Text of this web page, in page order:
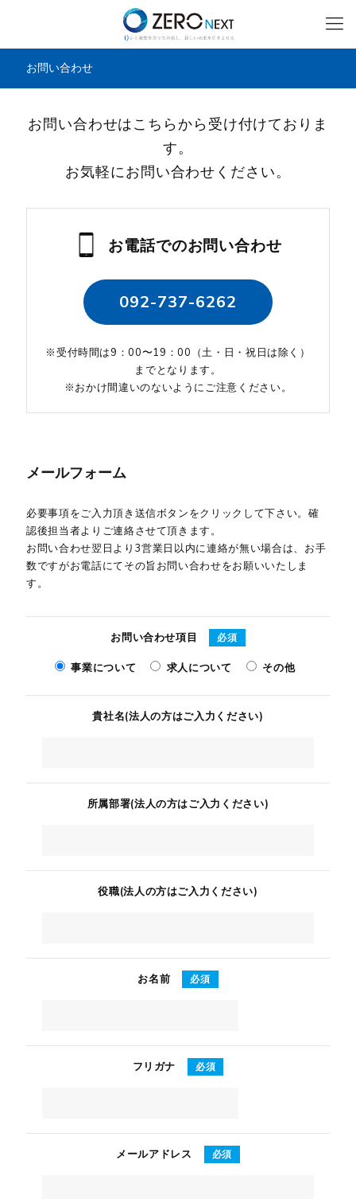
お問い合わせ
お問い合わせはこちらから受け付けておりま
す。
お気軽にお問い合わせください。
お電話でのお問い合わせ
092-737-6262
※受付時間は9：00〜19：00（土・日・祝日は除く）
までとなります。
※おかけ間違いのないようにご注意ください。
メールフォーム
必要事項をご入力頂き送信ボタンをクリックして下さい。確
認後担当者よりご連絡させて頂きます。
お問い合わせ翌日より3営業日以内に連絡が無い場合は、お手
数ですがお電話にてその旨お問い合わせをお願いいたしま
す。
お問い合わせ項目 必須
事業について 求人について その他
貴社名(法人の方はご入力ください)
所属部署(法人の方はご入力ください)
役職(法人の方はご入力ください)
お名前 必須
フリガナ 必須
メールアドレス 必須